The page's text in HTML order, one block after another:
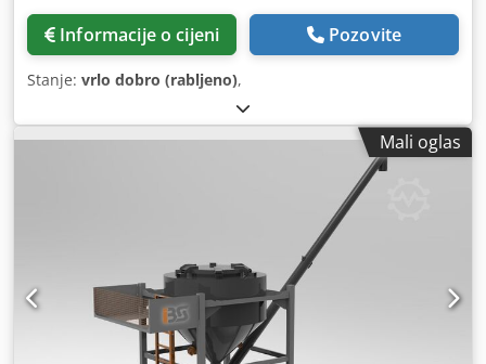
Informacije o cijeni Pozovite
Stanje: vrlo dobro (rabljeno),
Mali oglas